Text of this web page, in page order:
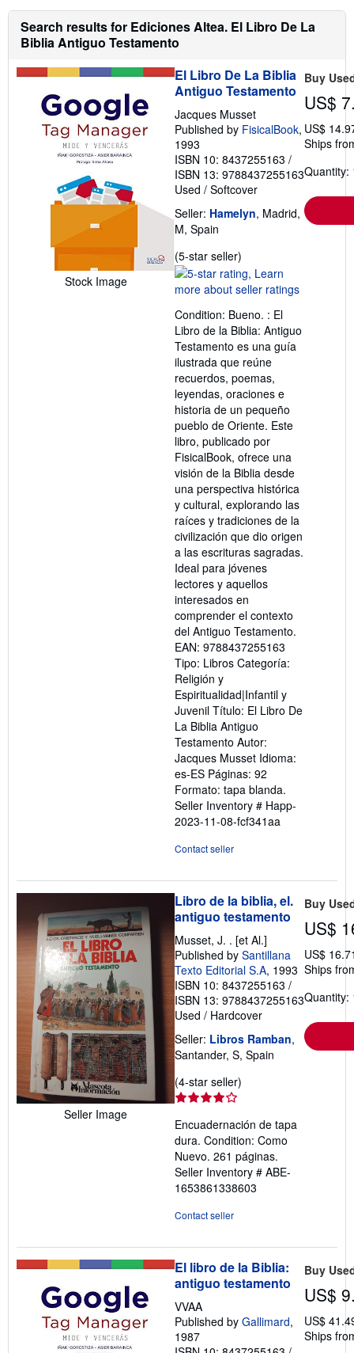
t
s
p
n
g
r
a
e
s
Search results for Ediciones Altea. El Libro De La
Biblia Antiguo Testamento
Stock Image
El Libro De La Biblia
Antiguo Testamento
Jacques Musset
Published by FisicalBook,
1993
ISBN 10: 8437255163 /
ISBN 13: 9788437255163
Used / Softcover
Seller: Hamelyn, Madrid,
M, Spain
(5-star seller)
rating
5
of
5
stars
Condition: Bueno. : El
Libro de la Biblia: Antiguo
Testamento es una guía
ilustrada que reúne
recuerdos, poemas,
leyendas, oraciones e
historia de un pequeño
pueblo de Oriente. Este
libro, publicado por
FisicalBook, ofrece una
visión de la Biblia desde
una perspectiva histórica
y cultural, explorando las
raíces y tradiciones de la
civilización que dio origen
a las escrituras sagradas.
Ideal para jóvenes
lectores y aquellos
interesados en
comprender el contexto
del Antiguo Testamento.
EAN: 9788437255163
Tipo: Libros Categoría:
Religión y
Espiritualidad|Infantil y
Juvenil Título: El Libro De
La Biblia Antiguo
Testamento Autor:
Jacques Musset Idioma:
es-ES Páginas: 92
Formato: tapa blanda.
Seller Inventory # Happ-
2023-11-08-fcf341aa
Contact seller
Buy
US$
US$
Ships
Quantity:
Seller Image
Libro de la biblia, el.
antiguo testamento
Musset, J. . [et Al.]
Published by Santillana
Texto Editorial S.A, 1993
ISBN 10: 8437255163 /
ISBN 13: 9788437255163
Used / Hardcover
Seller: Libros Ramban,
Santander, S, Spain
(4-star seller)
out
of
5
stars
Encuadernación de tapa
dura. Condition: Como
Nuevo. 261 páginas.
Seller Inventory # ABE-
1653861338603
Contact seller
Buy
US$
US$
Ships
Quantity:
El libro de la Biblia:
antiguo testamento
VVAA
Published by Gallimard,
1987
Buy
US$
US$
Ships